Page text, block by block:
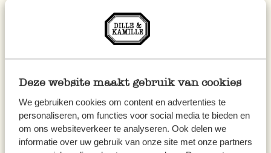
Deze website maakt gebruik van cookies
We gebruiken cookies om content en advertenties te
personaliseren, om functies voor social media te bieden en
om ons websiteverkeer te analyseren. Ook delen we
informatie over uw gebruik van onze site met onze partners
12,95